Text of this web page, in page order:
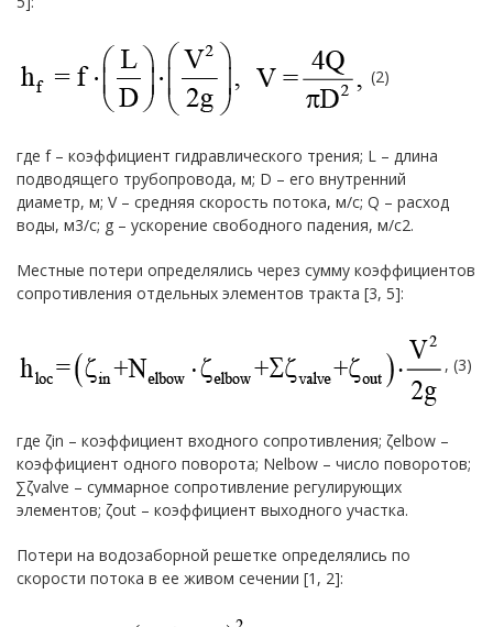
(2)
где f – коэффициент гидравлического трения; L – длина
подводящего трубопровода, м; D – его внутренний
диаметр, м; V – средняя скорость потока, м/с; Q – расход
воды, м3/с; g – ускорение свободного падения, м/с2.
Местные потери определялись через сумму коэффициентов
сопротивления отдельных элементов тракта [3, 5]:
, (3)
где ζin – коэффициент входного сопротивления; ζelbow –
коэффициент одного поворота; Nelbow – число поворотов;
∑ζvalve – суммарное сопротивление регулирующих
элементов; ζout – коэффициент выходного участка.
Потери на водозаборной решетке определялись по
скорости потока в ее живом сечении [1, 2]: